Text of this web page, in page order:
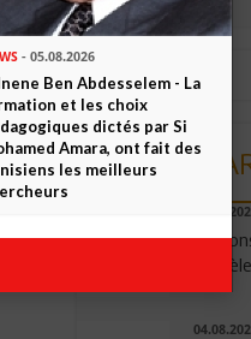
Un
- 05.08.2026
Ben Abdesselem - La
et les choix
dictés par Si
Amara, ont fait des
les meilleurs